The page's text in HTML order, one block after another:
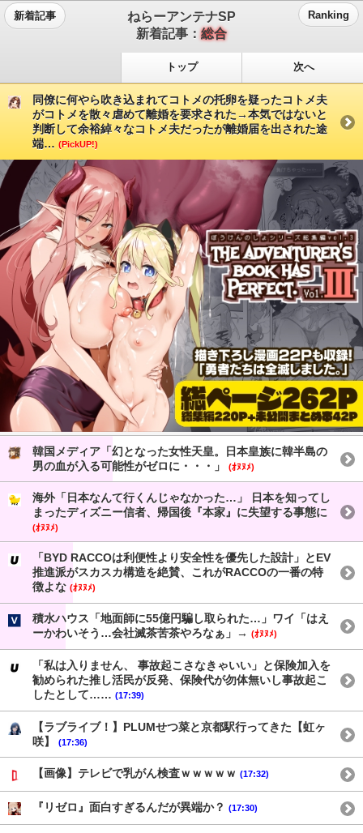
新着記事
ねらーアンテナSP
新着記事：総合
Ranking
トップ 次へ
同僚に何やら吹き込まれてコトメの托卵を疑ったコトメ夫
がコトメを散々虐めて離婚を要求された→本気ではないと
判断して余裕綽々なコトメ夫だったが離婚届を出された途
端… (PickUP!)
韓国メディア「幻となった女性天皇。日本皇族に韓半島の
男の血が入る可能性がゼロに・・・」
(ｵﾇﾇﾒ)
海外「日本なんて行くんじゃなかった…」 日本を知ってし
まったディズニー信者、帰国後『本家』に失望する事態に
(ｵﾇﾇﾒ)
「BYD RACCOは利便性より安全性を優先した設計」とEV
推進派がスカスカ構造を絶賛、これがRACCOの一番の特
徴よな (ｵﾇﾇﾒ)
積水ハウス「地面師に55億円騙し取られた…」ワイ「はえ
ーかわいそう…会社滅茶苦茶やろなぁ」→ (ｵﾇﾇﾒ)
「私は入りません、 事故起こさなきゃいい」と保険加入を
勧められた推し活民が反発、保険代が勿体無いし事故起こ
したとして…… (17:39)
【ラブライブ！】PLUMせつ菜と京都駅行ってきた【虹ヶ
咲】
(17:36)
【画像】テレビで乳がん検査ｗｗｗｗｗ (17:32)
『リゼロ』面白すぎるんだが異端か？ (17:30)